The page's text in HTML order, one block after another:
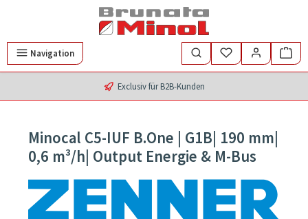
Zum Hauptinhalt springen
Navigation
Exclusiv für B2B-Kunden
Minocal C5-IUF B.One | G1B| 190 mm|
0,6 m³/h| Output Energie & M-Bus